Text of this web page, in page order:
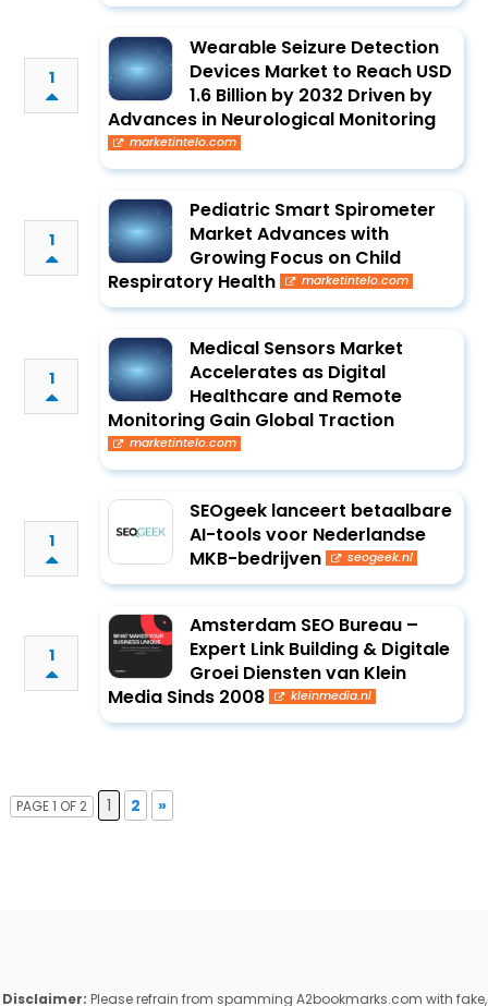
1
Wearable Seizure Detection
Devices Market to Reach USD
1.6 Billion by 2032 Driven by
Advances in Neurological Monitoring
marketintelo.com
1
Pediatric Smart Spirometer
Market Advances with
Growing Focus on Child
Respiratory Health
marketintelo.com
1
Medical Sensors Market
Accelerates as Digital
Healthcare and Remote
Monitoring Gain Global Traction
marketintelo.com
1
SEOgeek lanceert betaalbare
AI-tools voor Nederlandse
MKB-bedrijven
seogeek.nl
1
Amsterdam SEO Bureau –
Expert Link Building & Digitale
Groei Diensten van Klein
Media Sinds 2008
kleinmedia.nl
PAGE 1 OF 2 1 2 »
Disclaimer: Please refrain from spamming A2bookmarks.com with fake,